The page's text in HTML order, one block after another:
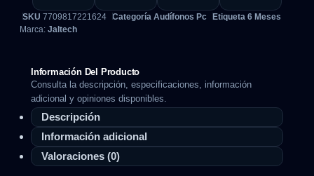
SKU 7709817221624 Categoría Audífonos Pc Etiqueta 6 Meses
Marca: Jaltech
Información Del Producto
Consulta la descripción, especificaciones, información
adicional y opiniones disponibles.
Descripción
Información adicional
Valoraciones (0)